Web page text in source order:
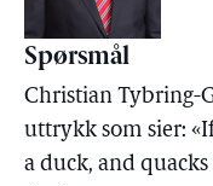
Spørsmål
Christian Tybring-
uttrykk som sier:
a duck, and